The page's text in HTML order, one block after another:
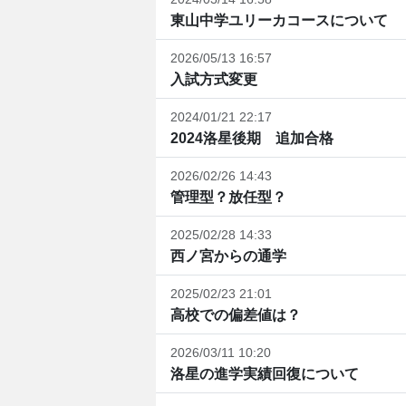
東山中学ユリーカコースについて
2026/05/13 16:57
入試方式変更
2024/01/21 22:17
2024洛星後期 追加合格
2026/02/26 14:43
管理型？放任型？
2025/02/28 14:33
西ノ宮からの通学
2025/02/23 21:01
高校での偏差値は？
2026/03/11 10:20
洛星の進学実績回復について